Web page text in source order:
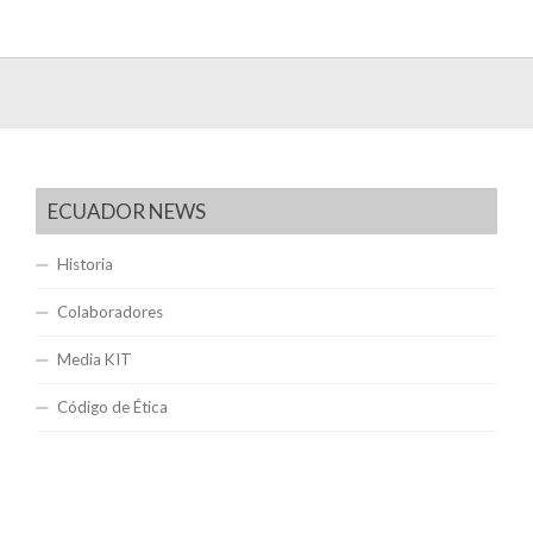
ECUADOR NEWS
Historia
Colaboradores
Media KIT
Código de Ética